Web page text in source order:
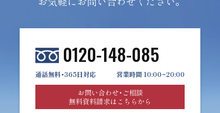
0120-148-085
通話無料・365日対応 営業時間 10:00~20:00
お問い合わせ・ご相談
無料資料請求はこちらから